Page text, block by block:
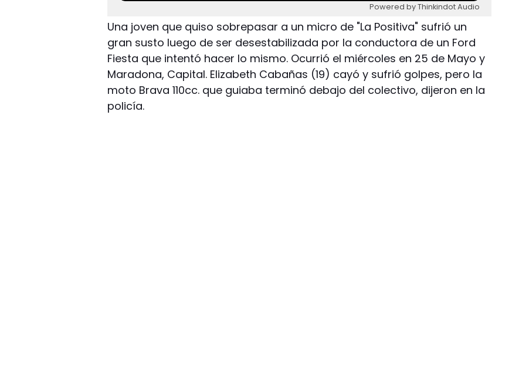
Powered by Thinkindot Audio
Una joven que quiso sobrepasar a un micro de "La Positiva" sufrió un
gran susto luego de ser desestabilizada por la conductora de un Ford
Fiesta que intentó hacer lo mismo. Ocurrió el miércoles en 25 de Mayo y
Maradona, Capital. Elizabeth Cabañas (19) cayó y sufrió golpes, pero la
moto Brava 110cc. que guiaba terminó debajo del colectivo, dijeron en la
policía.